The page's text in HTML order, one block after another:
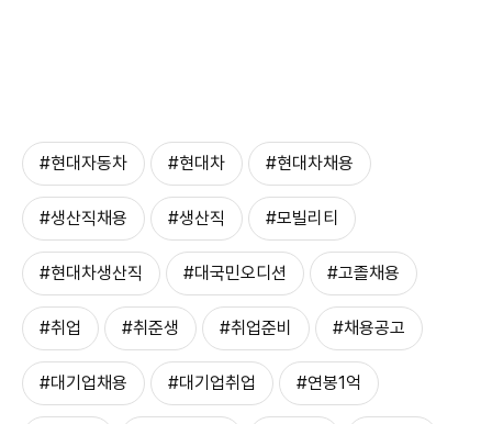
#현대자동차 #현대차 #현대차채용
#생산직채용 #생산직 #모빌리티
#현대차생산직 #대국민오디션 #고졸채용
#취업 #취준생 #취업준비 #채용공고
#대기업채용 #대기업취업 #연봉1억